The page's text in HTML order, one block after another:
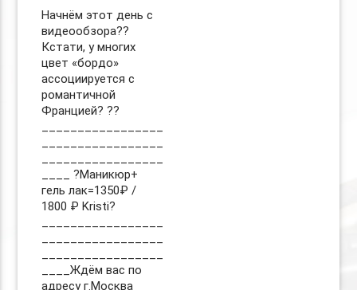
Начнём этот день с
видеообзора??
Кстати, у многих
цвет «бордо»
ассоциируется с
романтичной
Францией? ??
____ ?Маникюр+
гель лак=1350₽ /
1800 ₽ Kristi?
____Ждём вас по
адресу г.Москва